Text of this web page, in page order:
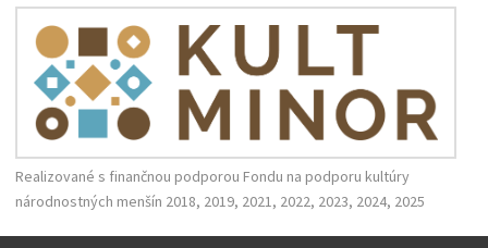
Realizované s finančnou podporou Fondu na podporu kultúry
národnostných menšín 2018, 2019, 2021, 2022, 2023, 2024, 2025